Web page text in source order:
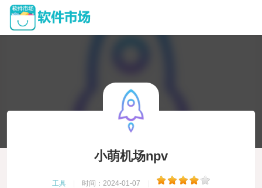
小萌机场npv
工具 时间：2024-01-07